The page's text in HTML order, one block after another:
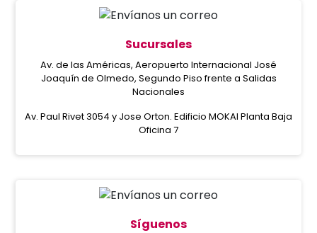
Sucursales
Av. de las Américas, Aeropuerto Internacional José
Joaquín de Olmedo, Segundo Piso frente a Salidas
Nacionales
Av. Paul Rivet 3054 y Jose Orton. Edificio MOKAI Planta Baja
Oficina 7
Síguenos